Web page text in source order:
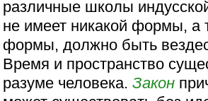
различные школы
не имеет никакой формы, а
формы, должно быть
Время и пространство
разуме человека.Закон